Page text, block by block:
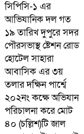
সিপিসি-১ এর
আভিযানিক দল গত
১৯ তারিখ দুপুরে সদর
পৌরসভাস্থ ষ্টেশন রোড
হোটেল সাহারা
আবাসিক এর ৩য়
তলার দক্ষিন পার্শ্বে
২০২নং কক্ষে অভিযান
পরিচালনা করে মোট
৪০ (চল্লিশ)টি জাল